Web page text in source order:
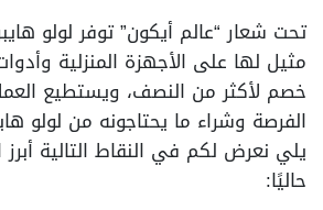
تحت شعار “عالم أيكون” توفر لولو
مثيل لها على الأجهزة المنزلية
خصم لأكثر من النصف، ويستطيع
الفرصة وشراء ما يحتاجونه من لولو
يلي نعرض لكم في النقاط التالية
حاليًا: